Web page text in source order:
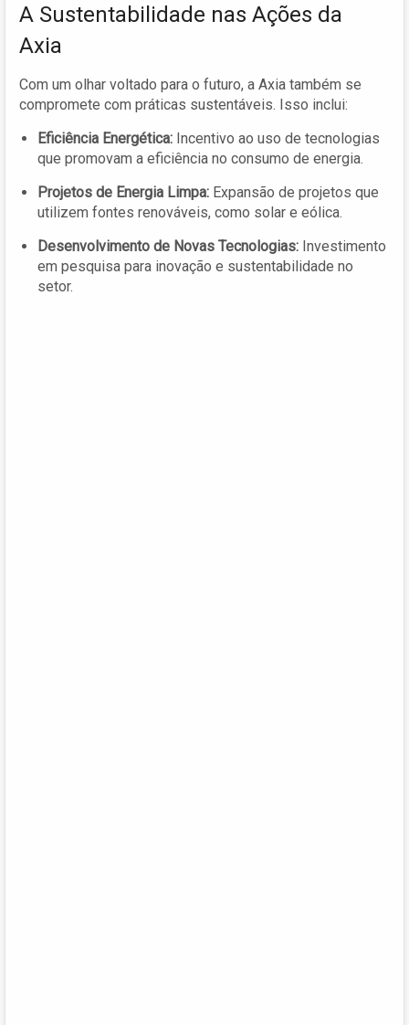
A Sustentabilidade nas Ações da
Axia
Com um olhar voltado para o futuro, a Axia também se
compromete com práticas sustentáveis. Isso inclui:
Eficiência Energética: Incentivo ao uso de tecnologias
que promovam a eficiência no consumo de energia.
Projetos de Energia Limpa: Expansão de projetos que
utilizem fontes renováveis, como solar e eólica.
Desenvolvimento de Novas Tecnologias: Investimento
em pesquisa para inovação e sustentabilidade no
setor.